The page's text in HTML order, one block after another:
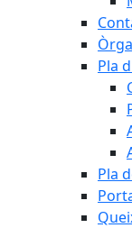
Pla
Pla